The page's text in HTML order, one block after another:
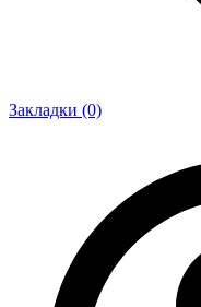
Закладки (0)